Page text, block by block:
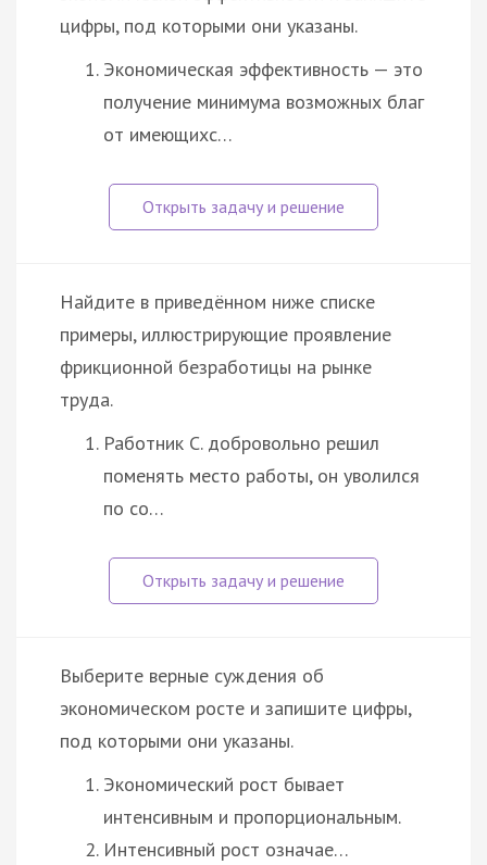
цифры, под которыми они указаны.
Экономическая эффективность — это
получение минимума возможных благ
от имеющихс…
Найдите в приведённом ниже списке
примеры, иллюстрирующие проявление
фрикционной безработицы на рынке
труда.
Работник С. добровольно решил
поменять место работы, он уволился
по со…
Выберите верные суждения об
экономическом росте и запишите цифры,
под которыми они указаны.
Экономический рост бывает
интенсивным и пропорциональным.
Интенсивный рост означае…